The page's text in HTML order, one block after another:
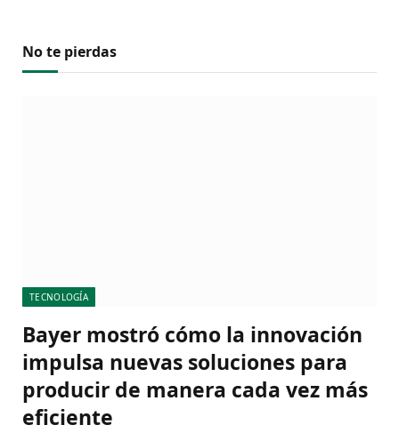
No te pierdas
TECNOLOGÍA
Bayer mostró cómo la innovación
impulsa nuevas soluciones para
producir de manera cada vez más
eficiente